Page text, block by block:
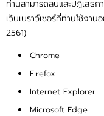
ท่านสามารถลบและปฏิเสธก
เว็บเบราว์เซอร์ที่ท่านใช้
2561)
Chrome
Firefox
Internet Explorer
Microsoft Edge